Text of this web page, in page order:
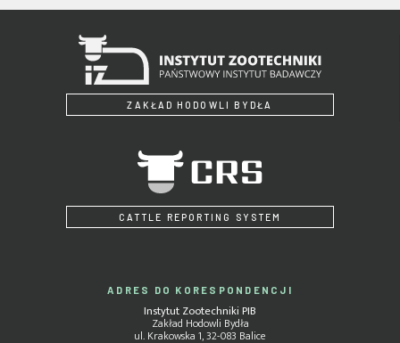
ZAKŁAD HODOWLI BYDŁA
CATTLE REPORTING SYSTEM
ADRES DO KORESPONDENCJI
Instytut Zootechniki PIB
Zakład Hodowli Bydła
ul. Krakowska 1, 32-083 Balice